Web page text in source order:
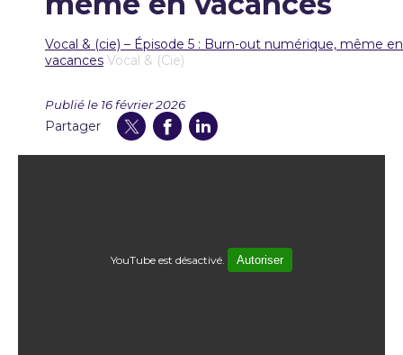
Vocal & (cie) – Épisode 5 : Burn-out numérique, même en
vacances Vocal & (Cie)
Publié le 16 février 2026
Partager
YouTube est désactivé. Autoriser